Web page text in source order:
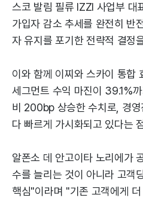
스코 발림 필류 IZZI 사업부
가입자 감소 추세를 완전히 반
자 유지를 포기한 전략적 결정
이와 함께 이찌와 스카이 통합
세그먼트 수익 마진이 39.1%
비 200bp 상승한 수치로, 경
다 빠르게 가시화되고 있다는
알폰소 데 안고이타 노리에가
수를 늘리는 것이 아니라 고객
핵심"이라며 "기존 고객에게